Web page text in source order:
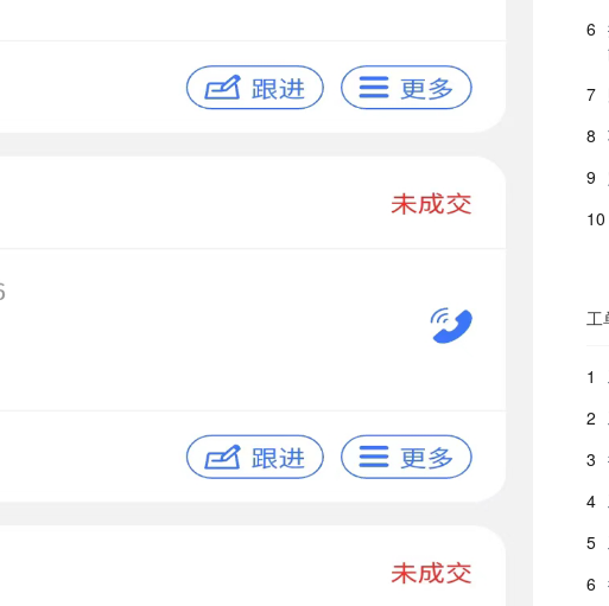
6
7
8
9
10
工
1
2
3
4
5
6